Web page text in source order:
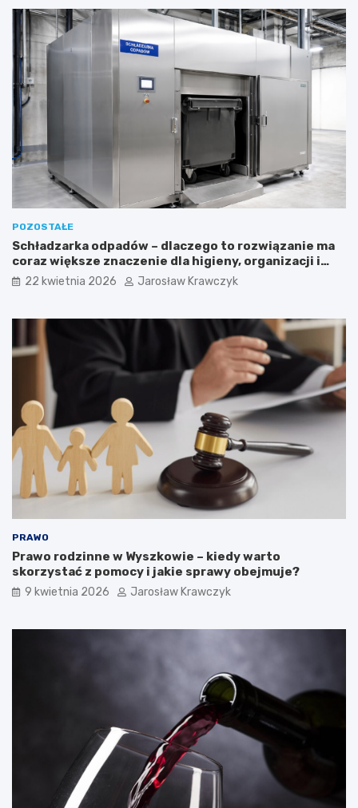
POZOSTAŁE
Schładzarka odpadów – dlaczego to rozwiązanie ma
coraz większe znaczenie dla higieny, organizacji i
wygody pracy?
22 kwietnia 2026 Jarosław Krawczyk
PRAWO
Prawo rodzinne w Wyszkowie – kiedy warto
skorzystać z pomocy i jakie sprawy obejmuje?
9 kwietnia 2026 Jarosław Krawczyk